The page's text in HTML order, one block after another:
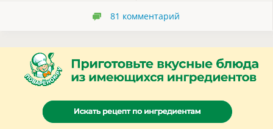
81 комментарий